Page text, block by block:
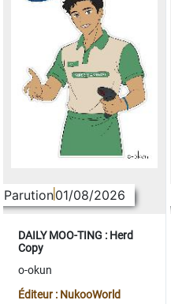
Parution01/08/2026
DAILY MOO-TING : Herd
Copy
o-okun
Éditeur : NukooWorld